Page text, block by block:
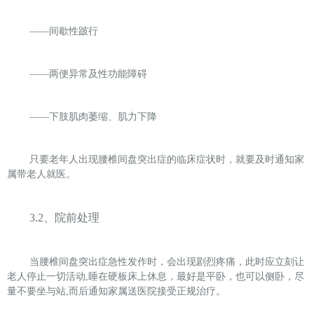
——间歇性跛行
——两便异常及性功能障碍
——下肢肌肉萎缩、肌力下降
只要老年人出现腰椎间盘突出症的临床症状时，就要及时通知家
属带老人就医。
3.2 、院前处理
当腰椎间盘突出症急性发作时，会出现剧烈疼痛，此时应立刻让
老人停止一切活动,睡在硬板床上休息，最好是平卧，也可以侧卧，尽
量不要坐与站,而后通知家属送医院接受正规治疗。